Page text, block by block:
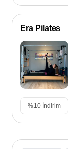
Era Pilates
%10 İndirim